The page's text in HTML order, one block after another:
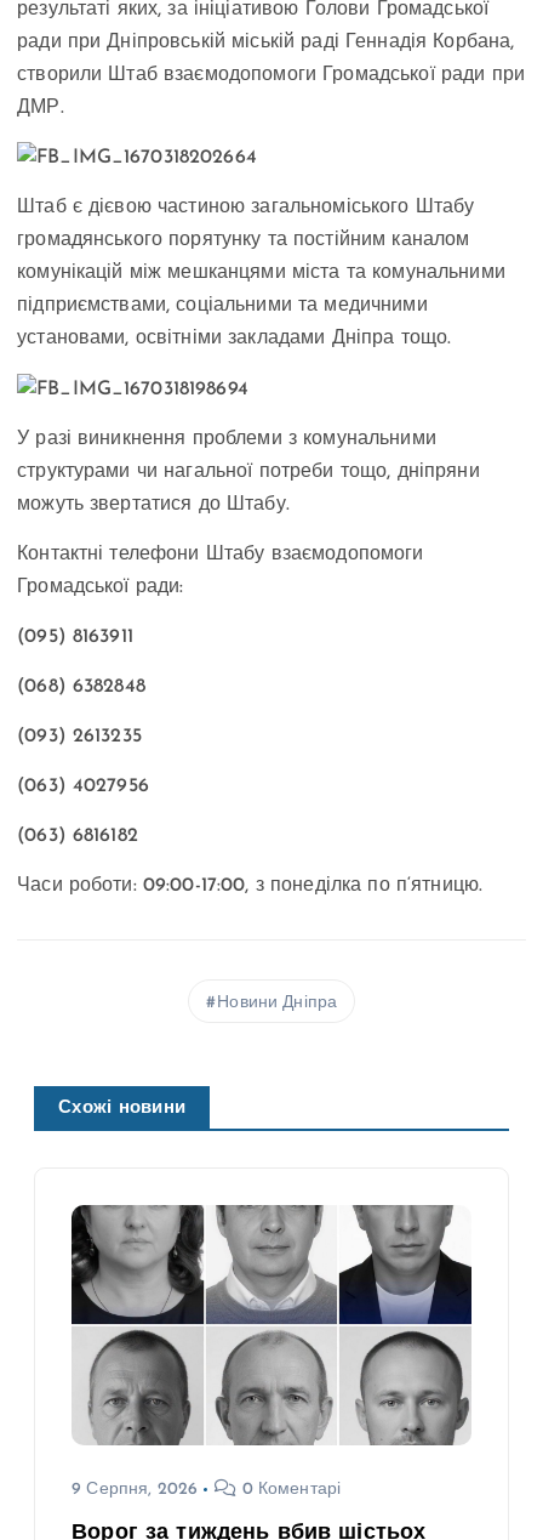
результаті яких, за ініціативою Голови Громадської
ради при Дніпровській міській раді Геннадія Корбана,
створили Штаб взаємодопомоги Громадської ради при
ДМР.
Штаб є дієвою частиною загальноміського Штабу
громадянського порятунку та постійним каналом
комунікацій між мешканцями міста та комунальними
підприємствами, соціальними та медичними
установами, освітніми закладами Дніпра тощо.
У разі виникнення проблеми з комунальними
структурами чи нагальної потреби тощо, дніпряни
можуть звертатися до Штабу.
Контактні телефони Штабу взаємодопомоги
Громадської ради:
(095) 8163911
(068) 6382848
(093) 2613235
(063) 4027956
(063) 6816182
Часи роботи: 09:00-17:00, з понеділка по п‘ятницю.
Новини Дніпра
Схожі новини
9 Серпня, 2026 0 Коментарі
Ворог за тиждень вбив шістьох